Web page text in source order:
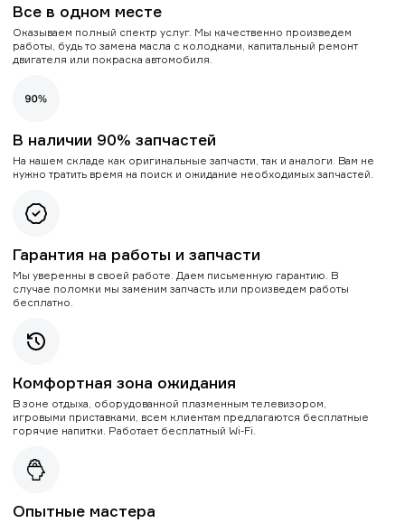
Все в одном месте
Оказываем полный спектр услуг. Мы качественно произведем
работы, будь то замена масла с колодками, капитальный ремонт
двигателя или покраска автомобиля.
В наличии 90% запчастей
На нашем складе как оригинальные запчасти, так и аналоги. Вам не
нужно тратить время на поиск и ожидание необходимых запчастей.
Гарантия на работы и запчасти
Мы уверенны в своей работе. Даем письменную гарантию. В
случае поломки мы заменим запчасть или произведем работы
бесплатно.
Комфортная зона ожидания
В зоне отдыха, оборудованной плазменным телевизором,
игровыми приставками, всем клиентам предлагаются бесплатные
горячие напитки. Работает бесплатный Wi-Fi.
Опытные мастера